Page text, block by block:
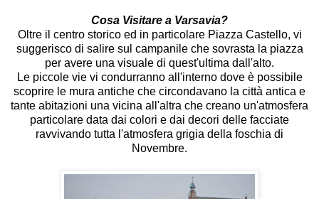
Cosa Visitare a Varsavia?
Oltre il centro storico ed in particolare Piazza Castello, vi
suggerisco di salire sul campanile che sovrasta la piazza
per avere una visuale di quest'ultima dall'alto.
Le piccole vie vi condurranno all'interno dove è possibile
scoprire le mura antiche che circondavano la città antica e
tante abitazioni una vicina all'altra che creano un'atmosfera
particolare data dai colori e dai decori delle facciate
ravvivando tutta l'atmosfera grigia della foschia di
Novembre.